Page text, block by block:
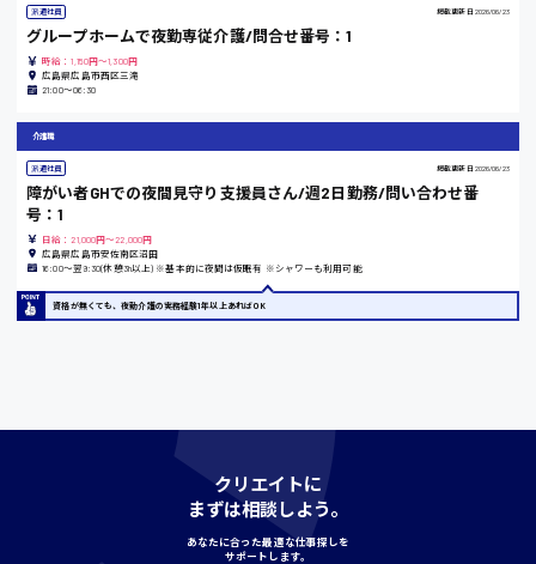
島根県
香川県
愛知県
時給1200円〜
時給1100円〜
派遣社員 掲載更新日 2026/06/23
グループホームで夜勤専従介護/問合せ番号：1
時給：1,150円～1,300円
広島県広島市西区三滝
21:00〜06:30
介護職
派遣社員 掲載更新日 2026/06/23
障がい者GHでの夜間見守り支援員さん/週2日勤務/問い合わせ番
号：1
日給：21,000円～22,000円
広島県広島市安佐南区沼田
16:00〜翌9:30(休憩3h以上) ※基本的に夜間は仮眠有 ※シャワーも利用可能
資格が無くても、夜勤介護の実務経験1年以上あればOK
クリエイトに
まずは相談しよう。
あなたに合った最適な仕事探しを
サポートします。